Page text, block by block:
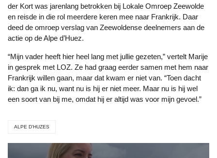
der Kort was jarenlang betrokken bij Lokale Omroep Zeewolde
en reisde in die rol meerdere keren mee naar Frankrijk. Daar
deed de omroep verslag van Zeewoldense deelnemers aan de
actie op de Alpe d’Huez.
“Mijn vader heeft hier heel lang met jullie gezeten,” vertelt Marije
in gesprek met LOZ. Ze had graag eerder samen met hem naar
Frankrijk willen gaan, maar dat kwam er niet van. “Toen dacht
ik: dan ga ik nu, want nu is hij er niet meer. Maar nu is hij wel
een soort van bij me, omdat hij er altijd was voor mijn gevoel.”
ALPE D’HUZES